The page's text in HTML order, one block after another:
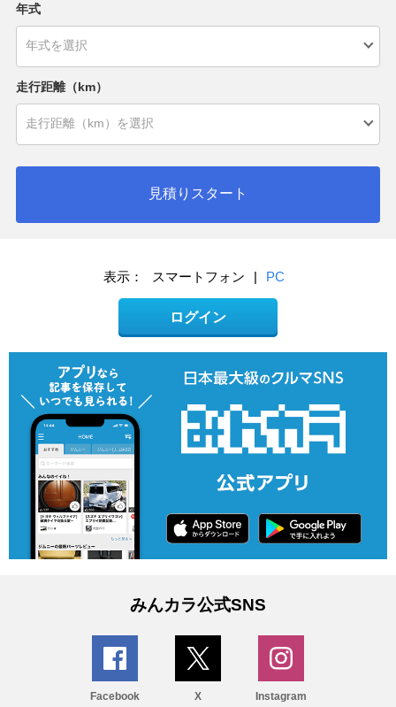
年式
走行距離（km）
見積りスタート
表示： スマートフォン | PC
ログイン
みんカラ公式SNS
Facebook X Instagram